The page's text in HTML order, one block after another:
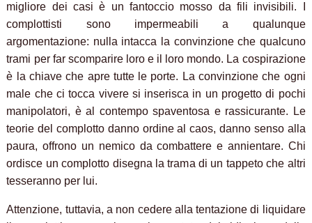
migliore dei casi è un fantoccio mosso da fili invisibili. I
complottisti sono impermeabili a qualunque
argomentazione: nulla intacca la convinzione che qualcuno
trami per far scomparire loro e il loro mondo. La cospirazione
è la chiave che apre tutte le porte. La convinzione che ogni
male che ci tocca vivere si inserisca in un progetto di pochi
manipolatori, è al contempo spaventosa e rassicurante. Le
teorie del complotto danno ordine al caos, danno senso alla
paura, offrono un nemico da combattere e annientare. Chi
ordisce un complotto disegna la trama di un tappeto che altri
tesseranno per lui.
Attenzione, tuttavia, a non cedere alla tentazione di liquidare